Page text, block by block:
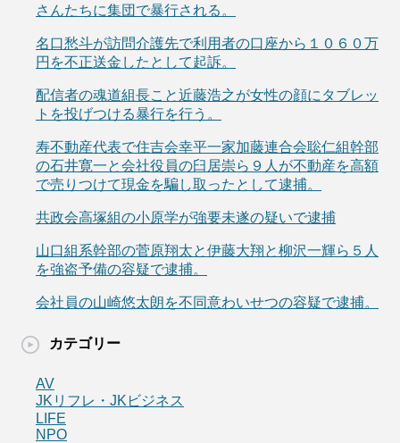
さんたちに集団で暴行される。
名口愁斗が訪問介護先で利用者の口座から１０６０万
円を不正送金したとして起訴。
配信者の魂道組長こと近藤浩之が女性の顔にタブレッ
トを投げつける暴行を行う。
寿不動産代表で住吉会幸平一家加藤連合会聡仁組幹部
の石井寛一と会社役員の臼居崇ら９人が不動産を高額
で売りつけて現金を騙し取ったとして逮捕。
共政会高塚組の小原学が強要未遂の疑いで逮捕
山口組系幹部の菅原翔太と伊藤大翔と柳沢一輝ら５人
を強盗予備の容疑で逮捕。
会社員の山崎悠太朗を不同意わいせつの容疑で逮捕。
カテゴリー
AV
JKリフレ・JKビジネス
LIFE
NPO